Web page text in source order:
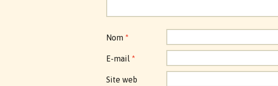
Nom *
E-mail *
Site web